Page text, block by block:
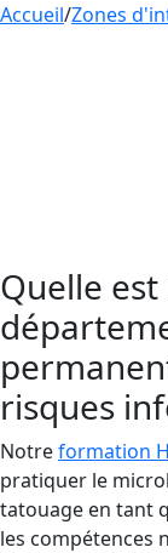
Accueil/Zones
Quelle
risques
Notreformation
pratiquer le
tatouage en tant
les compétences